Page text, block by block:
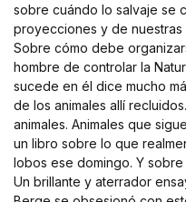
sobre cuándo lo salvaje se
proyecciones y de
Sobre cómo debe
hombre de controlar la
sucede en él dice mucho
de los animales allí
animales. Animales que
un libro sobre lo que
lobos ese domingo. Y
Un brillante y aterrador